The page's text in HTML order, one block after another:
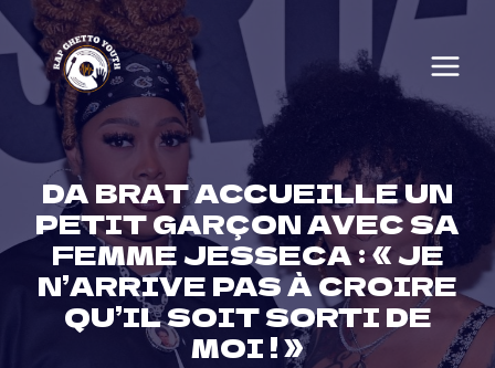
Skip
content
DA BRAT ACCUEILLE UN
PETIT GARÇON AVEC SA
FEMME JESSECA : « JE
N’ARRIVE PAS À CROIRE
QU’IL SOIT SORTI DE
MOI ! »